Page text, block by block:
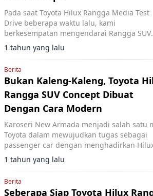
Pada saat Toyota Hilux Rangga Media Test
Drive beberapa waktu lalu, kami
berkesempatan mengendarai Rangga SUV
Concept, walau pun relatif singkat
1 tahun yang lalu
Berita
Bukan Kaleng-Kaleng, Toyota
Rangga SUV Concept Dibuat
Dengan Cara Modern
Karoseri New Armada menjadi salah satu
Toyota dalam mewujudkan tugas sebagai
passenger car dengan menghadirkan
Rangga SUV Concept
1 tahun yang lalu
Berita
Seberapa Siap Toyota Hilux